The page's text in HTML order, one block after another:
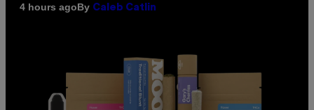
4 hours agoBy Caleb Catlin